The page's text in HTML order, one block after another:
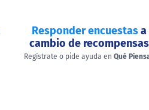
Responder encuestasa
cambio de recompensas
Regístrate o pide ayuda en Qué